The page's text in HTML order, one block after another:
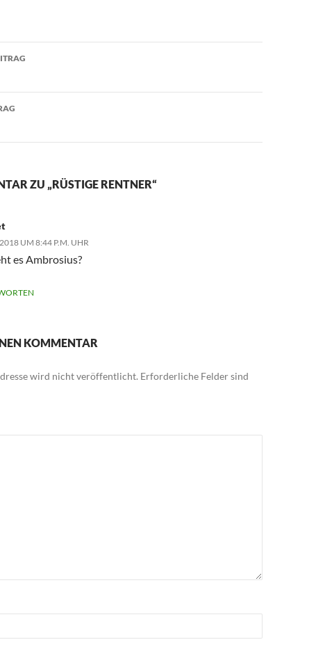
ZU „RÜSTIGE RENTNER“
UM 8:44 P.M. UHR
es Ambrosius?
KOMMENTAR
wird nicht veröffentlicht. Erforderliche Felder sind